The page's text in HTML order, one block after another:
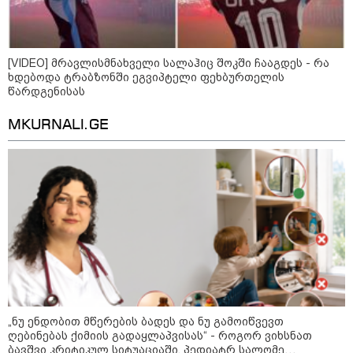
მიწოდება, რომ მასწავლებელი
სექსუალურად ავიწროებდა,
ფაქტობრივად, წაქეზება იყო" -
კატეგორიის ყველა სიახლე
კატეგორიები
[VIDEO] მრავლისმნახველი სალაჰიც შოკში ჩააგდეს - რა
ხდებოდა ტრაბზონში ეგვიპტელი ფეხბურთელის
წარდგენისას
MKURNALI.GE
„ნუ ენდობით მწერების ბადეს და ნუ გამოიწვევთ
ღებინებას ქიმიის გადაყლაპვისას“ - როგორ ვიხსნათ
ბავშვი კრიტიკულ სიტუაციაში, პედიატრ სალომე